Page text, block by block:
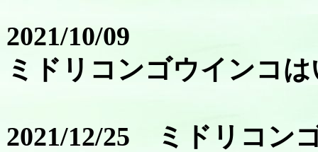
2021/10/09
ミドリコンゴウインコ
2021/12/25 ミドリコン